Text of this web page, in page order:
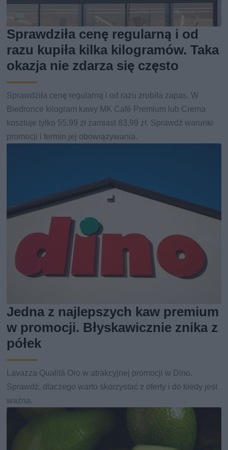
Sprawdziła cenę regularną i od
razu kupiła kilka kilogramów. Taka
okazja nie zdarza się często
Sprawdziła cenę regularną i od razu zrobiła zapas. W
Biedronce kilogram kawy MK Café Premium lub Crema
kosztuje tylko 55,99 zł zamiast 83,99 zł. Sprawdź warunki
promocji i termin jej obowiązywania.
Jedna z najlepszych kaw premium
w promocji. Błyskawicznie znika z
półek
Lavazza Qualità Oro w atrakcyjnej promocji w Dino.
Sprawdź, dlaczego warto skorzystać z oferty i do kiedy jest
ważna.